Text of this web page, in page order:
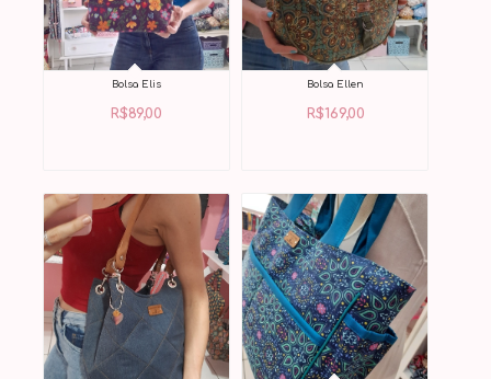
Bolsa Elis
R$89,00
Bolsa Ellen
R$169,00